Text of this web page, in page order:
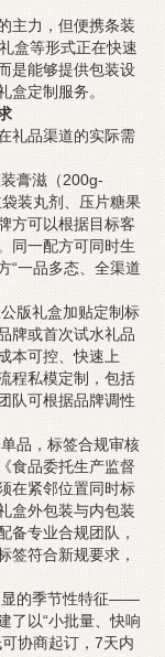
主力，但便携条装
盒等形式正在快速
是能够提供包装设
盒定制服务。
礼品渠道的实际需
膏滋（200g-
装丸剂、压片糖果
方可以根据目标客
同一配方可同时生
“一品多态、全渠道
版礼盒加贴定制标
牌或首次试水礼品
本可控、快速上
程私模定制，包括
队可根据品牌调性
品，标签合规审核
食品委托生产监督
在紧邻位置同时标
盒外包装与内包装
备专业合规团队，
签符合新规要求，
显的季节性特征——
了以“小批量、快响
协商起订，7天内